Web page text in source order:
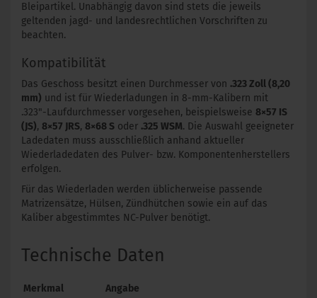
Bleipartikel. Unabhängig davon sind stets die jeweils
geltenden jagd- und landesrechtlichen Vorschriften zu
beachten.
Kompatibilität
Das Geschoss besitzt einen Durchmesser von .323 Zoll (8,20
mm) und ist für Wiederladungen in 8-mm-Kalibern mit
.323"-Laufdurchmesser vorgesehen, beispielsweise 8×57 IS
(JS), 8×57 JRS, 8×68 S oder .325 WSM. Die Auswahl geeigneter
Ladedaten muss ausschließlich anhand aktueller
Wiederladedaten des Pulver- bzw. Komponentenherstellers
erfolgen.
Für das Wiederladen werden üblicherweise passende
Matrizensätze, Hülsen, Zündhütchen sowie ein auf das
Kaliber abgestimmtes NC-Pulver benötigt.
Technische Daten
Merkmal Angabe